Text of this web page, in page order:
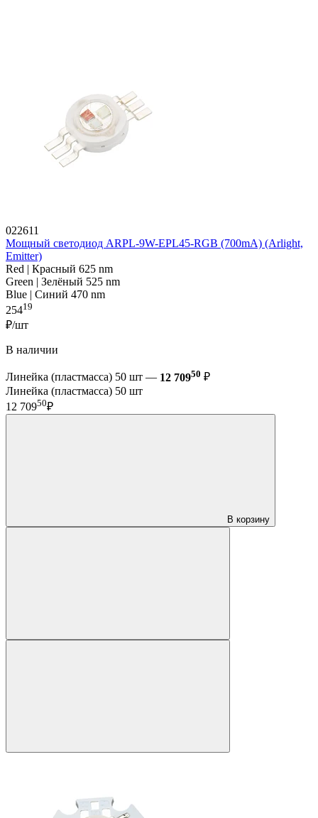
022611
Мощный светодиод ARPL-9W-EPL45-RGB (700mA) (Arlight,
Emitter)
Red | Красный 625 nm
Green | Зелёный 525 nm
Blue | Синий 470 nm
25419
₽/шт
В наличии
Линейка (пластмасса) 50 шт — 12 70950 ₽
Линейка (пластмасса) 50 шт
12 70950₽
В корзину